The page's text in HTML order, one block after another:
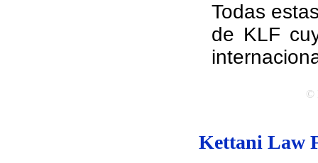
Todas
de KLF
©
Kettani Law